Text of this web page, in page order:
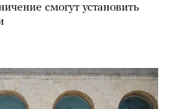
смогут установить